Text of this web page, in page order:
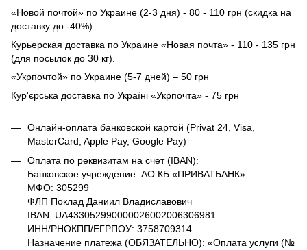
«Новой почтой» по Украине (2-3 дня) - 80 - 110 грн (скидка на
доставку до -40%)
Курьерская доставка по Украине «Новая почта» - 110 - 135 грн
(для посылок до 30 кг).
«Укрпочтой» по Украине (5-7 дней) – 50 грн
Кур'єрська доставка по Україні «Укрпочта» - 75 грн
Онлайн-оплата банковской картой (Privat 24, Visa,
MasterCard, Apple Pay, Google Pay)
Оплата по реквизитам на счет (IBAN):
Банковское учреждение: АО КБ «ПРИВАТБАНК»
МФО: 305299
ФЛП Поклад Даниил Владиславович
IBAN: UA433052990000026002006306981
ИНН/РНОКПП/ЕГРПОУ: 3758709314
Назначение платежа (ОБЯЗАТЕЛЬНО): «Оплата услуги (№